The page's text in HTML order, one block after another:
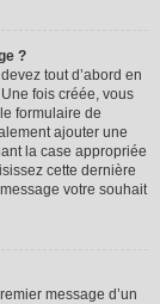
?
tout d’abord en
fois créée, vous
formulaire de
ajouter une
la case appropriée
cette dernière
votre souhait
message d’un